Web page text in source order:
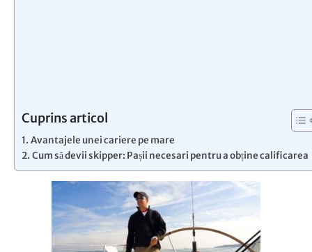
Cuprins articol
Avantajele unei cariere pe mare
Cum să devii skipper: Pașii necesari pentru a obține calificarea